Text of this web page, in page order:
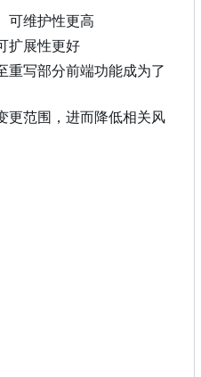
可维护性更高
扩展性更好
重写部分前端功能成为了
更范围，进而降低相关风